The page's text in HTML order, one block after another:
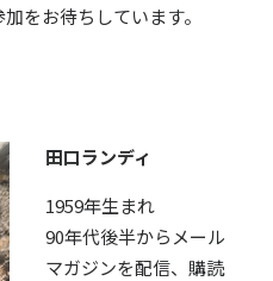
をお待ちしています。
田口ランディ
1959年生まれ
90年代後半からメール
マガジンを配信、購読